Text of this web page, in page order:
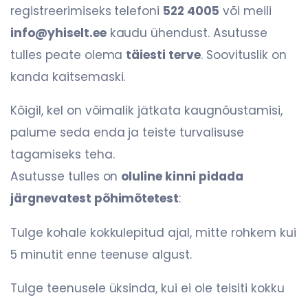
registreerimiseks telefoni 522 4005 või meili
info@yhiselt.eekaudu ühendust. Asutusse
tulles peate olema täiesti terve. Soovituslik on
kanda kaitsemaski.
Kõigil, kel on võimalik jätkata kaugnõustamisi,
palume seda enda ja teiste turvalisuse
tagamiseks teha.
Asutusse tulles on oluline kinni pidada
järgnevatest põhimõtetest:
Tulge kohale kokkulepitud ajal, mitte rohkem kui
5 minutit enne teenuse algust.
Tulge teenusele üksinda, kui ei ole teisiti kokku